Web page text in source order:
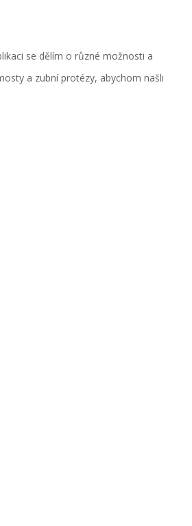
se dělím o různé možnosti a
a zubní protézy, abychom našli